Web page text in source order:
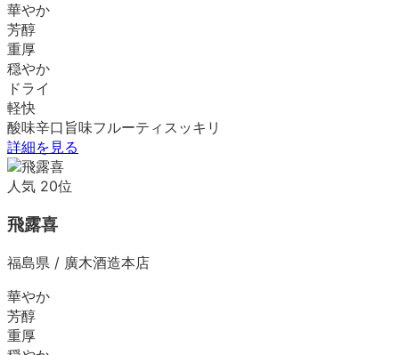
華やか
芳醇
重厚
穏やか
ドライ
軽快
酸味辛口 旨味フルーティ スッキリ
詳細を見る
人気 20位
飛露喜
福島県 / 廣木酒造本店
華やか
芳醇
重厚